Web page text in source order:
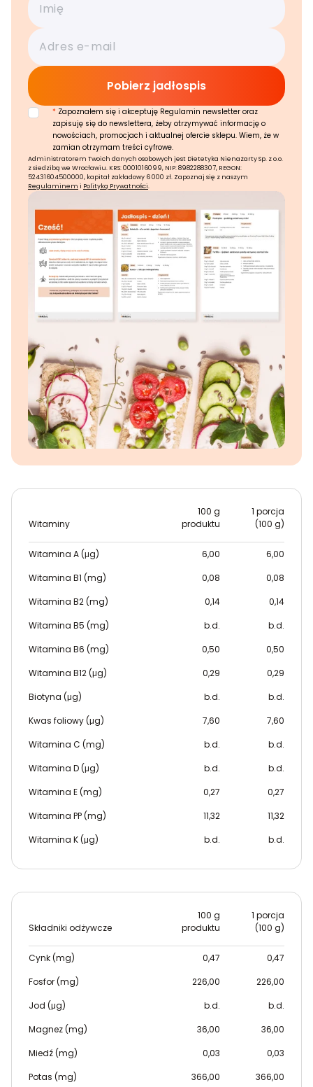
* Zapoznałem się i akceptuję Regulamin newsletter oraz
zapisuję się do newslettera, żeby otrzymywać informację o
nowościach, promocjach i aktualnej ofercie sklepu. Wiem, że w
zamian otrzymam treści cyfrowe.
Administratorem Twoich danych osobowych jest Dietetyka Nienażarty Sp. z o.o.
z siedzibą we Wrocławiu. KRS: 0001016099, NIP: 8982288307, REGON:
52431604500000, kapitał zakładowy 6 000 zł. Zapoznaj się z naszym
Regulaminem i Polityką Prywatności.
Witaminy
100 g
produktu
1 porcja
(100 g)
Witamina A (μg) 6,00
6,00
Witamina B1 (mg)
0,08
0,08
Witamina B2 (mg)
0,14
0,14
Witamina B5 (mg)
b.d.
b.d.
Witamina B6 (mg)
0,50
0,50
Witamina B12 (μg)
0,29
0,29
Biotyna (μg)
b.d.
b.d.
Kwas foliowy (μg)
7,60
7,60
Witamina C (mg)
b.d.
b.d.
Witamina D (μg)
b.d.
b.d.
Witamina E (mg)
0,27
0,27
Witamina PP (mg)
11,32
11,32
Witamina K (μg)
b.d. b.d.
Składniki odżywcze
100 g
produktu
1 porcja
(100 g)
Cynk (mg) 0,47
0,47
Fosfor (mg)
226,00
226,00
Jod (μg)
b.d.
b.d.
Magnez (mg)
36,00
36,00
Miedź (mg)
0,03
0,03
Potas (mg)
366,00 366,00